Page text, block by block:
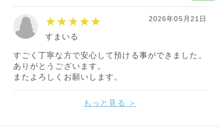
★★★★★ 2026年05月21日
すまいる
すごく丁寧な方で安心して預ける事ができました。
ありがとうございます。
またよろしくお願いします。
もっと見る ＞